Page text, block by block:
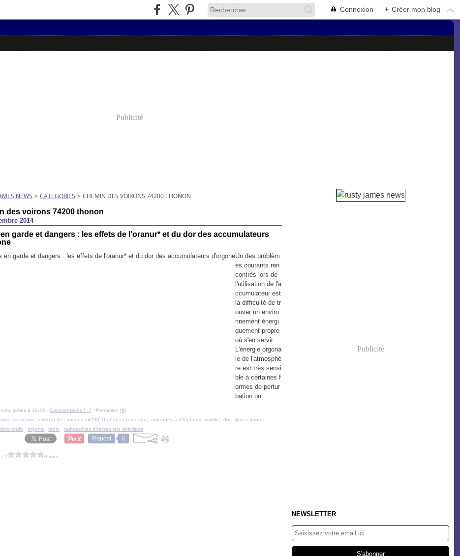
Connexion + Créer mon blog
Publicité
NEWS > CATEGORIES > CHEMIN DES VOIRONS 74200 THONON
des voirons 74200 thonon
2014
en garde et dangers : les effets de l'oranur* et du dor des accumulateurs
Un des problèm
es courants ren
contrés lors de
l'utilisation de l'a
ccumulateur est
la difficulté de tr
ouver un enviro
nnement énergi
quement propre
où s'en servir.
L'énergie orgona
le de l'atmosphè
re est très sensi
ble à certaines f
ormes de pertur
bation ou...
james à 16:46 - Commentaires [ ] - Permalien [#]
nucléaire chemin des Voirons 74200 Thonon epandage antennes à téléphonie mobile dor, lignes haute-
onde orgone radio radioactives diverses tels télévision
Repost 0
? 0 vote
Publicité
NEWSLETTER